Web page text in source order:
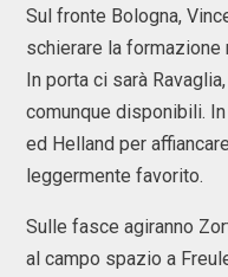
Sul fronte Bologna,
schierare la
In porta ci sarà
comunque disponibili.
ed Helland per
leggermente favorito.
Sulle fasce agiranno
al campo spazio a